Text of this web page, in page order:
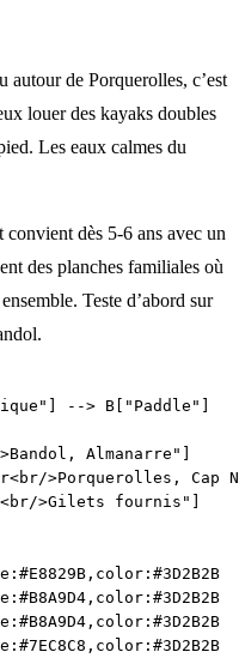
autour de Porquerolles, c’est
louer des kayaks doubles
Les eaux calmes du
dès 5-6 ans avec un
des planches familiales où
Teste d’abord sur
--> B["Paddle"]
Almanarre"]
>Porquerolles, Cap
>Gilets fournis"]